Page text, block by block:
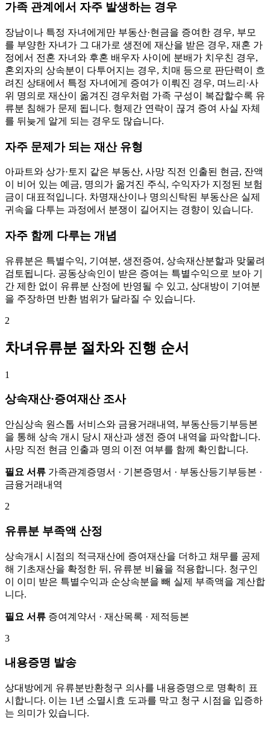
가족 관계에서 자주 발생하는 경우
장남이나 특정 자녀에게만 부동산·현금을 증여한 경우, 부모
를 부양한 자녀가 그 대가로 생전에 재산을 받은 경우, 재혼 가
정에서 전혼 자녀와 후혼 배우자 사이에 분배가 치우친 경우,
혼외자의 상속분이 다투어지는 경우, 치매 등으로 판단력이 흐
려진 상태에서 특정 자녀에게 증여가 이뤄진 경우, 며느리·사
위 명의로 재산이 옮겨진 경우처럼 가족 구성이 복잡할수록 유
류분 침해가 문제 됩니다. 형제간 연락이 끊겨 증여 사실 자체
를 뒤늦게 알게 되는 경우도 많습니다.
자주 문제가 되는 재산 유형
아파트와 상가·토지 같은 부동산, 사망 직전 인출된 현금, 잔액
이 비어 있는 예금, 명의가 옮겨진 주식, 수익자가 지정된 보험
금이 대표적입니다. 차명재산이나 명의신탁된 부동산은 실제
귀속을 다투는 과정에서 분쟁이 길어지는 경향이 있습니다.
자주 함께 다루는 개념
유류분은 특별수익, 기여분, 생전증여, 상속재산분할과 맞물려
검토됩니다. 공동상속인이 받은 증여는 특별수익으로 보아 기
간 제한 없이 유류분 산정에 반영될 수 있고, 상대방이 기여분
을 주장하면 반환 범위가 달라질 수 있습니다.
2
차녀유류분 절차와 진행 순서
1
상속재산·증여재산 조사
안심상속 원스톱 서비스와 금융거래내역, 부동산등기부등본
을 통해 상속 개시 당시 재산과 생전 증여 내역을 파악합니다.
사망 직전 현금 인출과 명의 이전 여부를 함께 확인합니다.
필요 서류 가족관계증명서 · 기본증명서 · 부동산등기부등본 ·
금융거래내역
2
유류분 부족액 산정
상속개시 시점의 적극재산에 증여재산을 더하고 채무를 공제
해 기초재산을 확정한 뒤, 유류분 비율을 적용합니다. 청구인
이 이미 받은 특별수익과 순상속분을 빼 실제 부족액을 계산합
니다.
필요 서류 증여계약서 · 재산목록 · 제적등본
3
내용증명 발송
상대방에게 유류분반환청구 의사를 내용증명으로 명확히 표
시합니다. 이는 1년 소멸시효 도과를 막고 청구 시점을 입증하
는 의미가 있습니다.